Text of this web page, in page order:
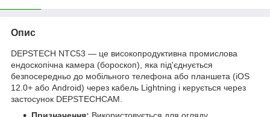
Опис
DEPSTECH NTC53 — це високопродуктивна промислова
ендоскопічна камера (бороскоп), яка під'єднується
безпосередньо до мобільного телефона або планшета (iOS
12.0+ або Android) через кабель Lightning і керується через
застосунок DEPSTECHCAM.
Призначення: Використовується для огляду